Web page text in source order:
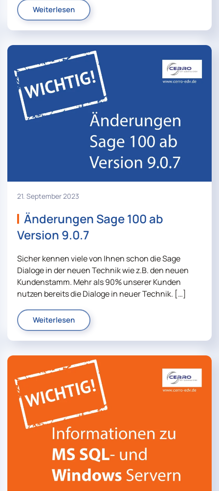
Weiterlesen
21. September 2023
Änderungen Sage 100 ab
Version 9.0.7
Sicher kennen viele von Ihnen schon die Sage
Dialoge in der neuen Technik wie z.B. den neuen
Kundenstamm. Mehr als 90% unserer Kunden
nutzen bereits die Dialoge in neuer Technik. […]
Weiterlesen